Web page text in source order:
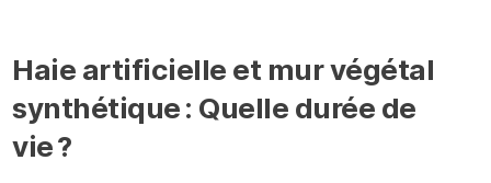
Haie artificielle et mur végétal
synthétique : Quelle durée de
vie ?